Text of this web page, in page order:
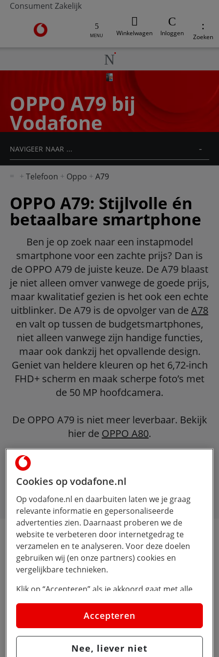
Consument Zakelijk
Ga naar de Vodafone homepage
MENU Winkelwagen Inloggen Zoeken
OPPO A79 bij
Vodafone
NAVIGEER NAAR ...
Telefoon Oppo A79
OPPO A79: Stijlvolle én
betaalbare smartphone
Ben je op zoek naar een instapmodel
smartphone voor een zachte prijs? Dan is
de OPPO A79 de juiste keuze. De A79 blaast
je niet alleen omver vanwege de goede prijs,
maar kwalitatief gezien is het ook een echte
uitblinker. De A79 is de opvolger van de A78
en valt op tussen de budgetsmartphones,
niet alleen vanwege zijn handige functies,
maar ook dankzij het opvallende design.
Geniet van heldere kleuren op het 6,72-inch
FHD+ scherm en maak scherpe foto’s met
de 50 MP hoofdcamera.
De OPPO A79 is niet meer leverbaar. Bekijk
hier de OPPO A80.
6,72 inch FHD+ scherm
4GB werkgeheugen (Uitbreidbaar)
Snelladen (binnen 30 minuten op 51%)
108 MP ultraheldere beelden
OPPO A79 specificaties
met behulp van het superresolutie-
algoritme ultraheldere en
gedetailleerde beelden vastleggen van
108 MP.
Cookies op vodafone.nl
Op vodafone.nl en daarbuiten laten we je graag
relevante informatie en gepersonaliseerde
advertenties zien. Daarnaast proberen we de
website te verbeteren door internetgedrag te
verzamelen en te analyseren. Voor deze doelen
gebruiken wij (en onze partners) cookies en
vergelijkbare technieken.
Klik op “Accepteren” als je akkoord gaat met alle
cookies. Kies je voor “Nee, liever niet”, dan
plaatsen we alleen strikt noodzakelijke cookies om
de website goed te laten werken. Dat betekent dat
we geen vormen van personalisatie toepassen.
Accepteren
Nee, liever niet